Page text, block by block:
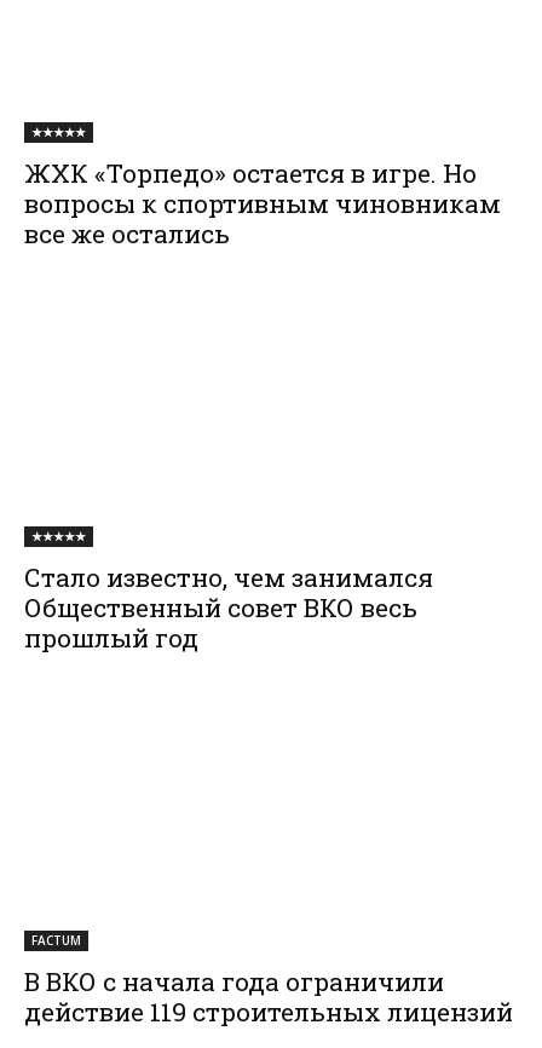
★★★★★
ЖХК «Торпедо» остается в игре. Но
вопросы к спортивным чиновникам
все же остались
★★★★★
Стало известно, чем занимался
Общественный совет ВКО весь
прошлый год
FACTUM
В ВКО с начала года ограничили
действие 119 строительных лицензий